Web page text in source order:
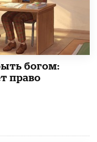
богом:
право